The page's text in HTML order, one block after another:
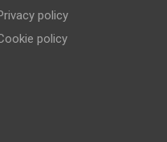
policy
policy